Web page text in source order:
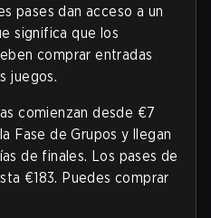
pases dan acceso a un
significa que los
comprar entradas
juegos.
comienzan desde €7
Fase de Grupos y llegan
de finales. Los pases de
€183. Puedes comprar